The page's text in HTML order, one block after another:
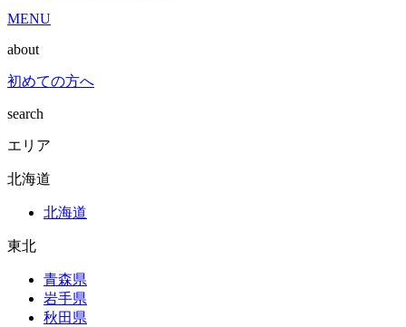
MENU
about
初めての方へ
search
エリア
北海道
北海道
東北
青森県
岩手県
秋田県